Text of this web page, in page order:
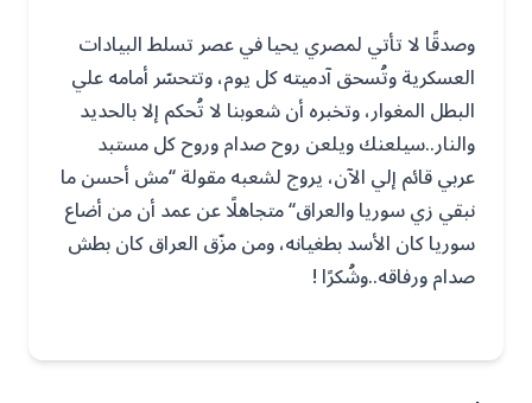
وصدقًا لا تأتي لمصري يحيا في عصر تسلط البيادات
العسكرية وتُسحق آدميته كل يوم، وتتحسّر أمامه علي
البطل المغوار، وتخبره أن شعوبنا لا تُحكم إلا بالحديد
والنار..سيلعنك ويلعن روح صدام وروح كل مستبد
عربي قائم إلي الآن، يروج لشعبه مقولة ‘‘مش أحسن ما
نبقي زي سوريا والعراق‘‘ متجاهلًا عن عمد أن من أضاع
سوريا كان الأسد بطغيانه، ومن مزّق العراق كان بطش
صدام ورفاقه..وشُكرًا !